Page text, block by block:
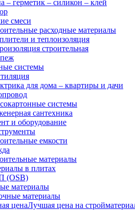
– герметик – силикон – клей
смеси
расходные материалы
и теплоизоляция
строительная
системы
для дома – квартиры и дачи
системы
сантехника
и оборудование
емкости
материалы
в плитах
(OSB)
материалы
материалы
Лучшая цена на